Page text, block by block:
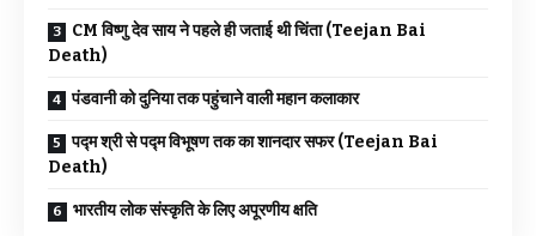
CM विष्णु देव साय ने पहले ही जताई थी चिंता (Teejan Bai
Death)
पंडवानी को दुनिया तक पहुंचाने वाली महान कलाकार
पद्म श्री से पद्म विभूषण तक का शानदार सफर (Teejan Bai
Death)
भारतीय लोक संस्कृति के लिए अपूरणीय क्षति